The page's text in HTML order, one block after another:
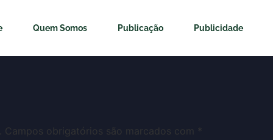
Quem Somos Publicação Publicidade
Campos obrigatórios são marcados com *